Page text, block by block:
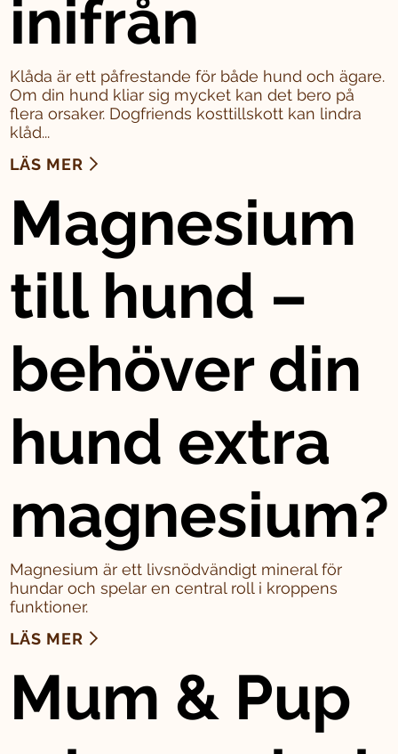
inifrån
Klåda är ett påfrestande för både hund och ägare.
Om din hund kliar sig mycket kan det bero på
flera orsaker. Dogfriends kosttillskott kan lindra
klåd...
LÄS MER
Magnesium
till hund –
behöver din
hund extra
magnesium?
Magnesium är ett livsnödvändigt mineral för
hundar och spelar en central roll i kroppens
funktioner.
LÄS MER
Mum & Pup